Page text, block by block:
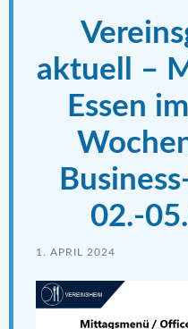
aktuell –
Essen
02.-
1. APRIL 2024